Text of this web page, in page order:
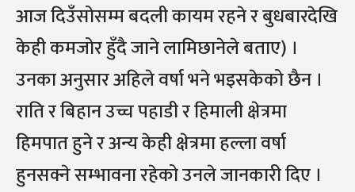
आज दिउँसोसम्म बदली कायम रहने र बुधबारदेखि
केही कमजोर हुँदै जाने लामिछानेले बताए) ।
उनका अनुसार अहिले वर्षा भने भइसकेको छैन ।
राति र बिहान उच्च पहाडी र हिमाली क्षेत्रमा
हिमपात हुने र अन्य केही क्षेत्रमा हल्ला वर्षा
हुनसक्ने सम्भावना रहेको उनले जानकारी दिए ।